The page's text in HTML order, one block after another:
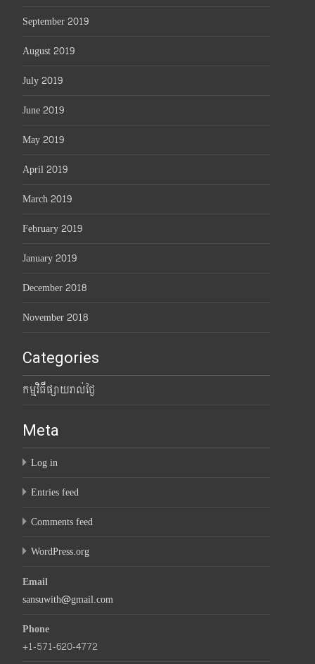
September 2019
August 2019
July 2019
June 2019
May 2019
April 2019
March 2019
February 2019
January 2019
December 2018
November 2018
Categories
កម្មវិធីផ្សាយរាល់ថ្ងៃ
Meta
Log in
Entries feed
Comments feed
WordPress.org
Email
sansuwith@gmail.com
Phone
+1-571-620-4772